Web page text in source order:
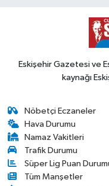
Eskişehir Gazetesi ve
kaynağı
Nöbetçi Eczaneler
Hava Durumu
Namaz Vakitleri
Trafik Durumu
Süper Lig Puan
Tüm Manşetler